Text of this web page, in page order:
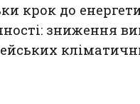
крок до
зниження